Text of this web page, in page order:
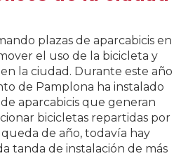
plazas de aparcabicis en
el uso de la bicicleta y
la ciudad. Durante este año
de Pamplona ha instalado
aparcabicis que generan
bicicletas repartidas por
de año, todavía hay
tanda de instalación de más